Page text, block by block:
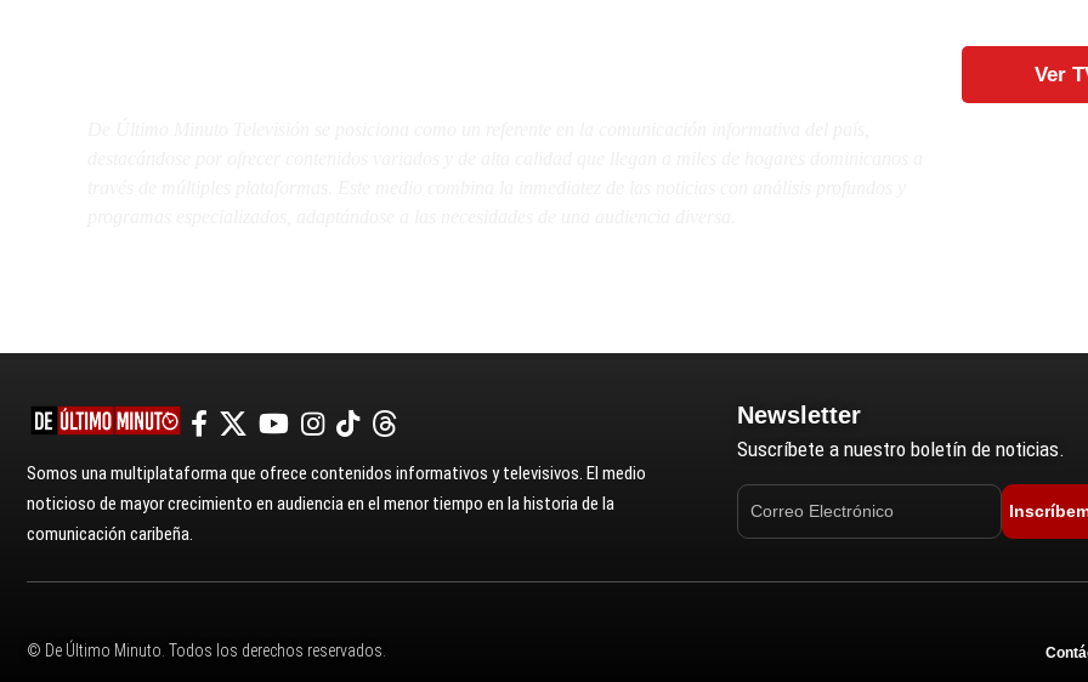
Ver
Somos una multiplataforma que ofrece contenidos informativos y televisivos. El medio
noticioso de mayor crecimiento en audiencia en el menor tiempo en la historia de la
comunicación caribeña.
Newsletter
Suscríbete a nuestro boletín de noticias.
© De Último Minuto. Todos los derechos reservados.